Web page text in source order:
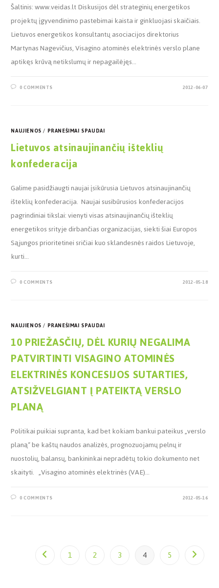
Šaltinis: www.veidas.lt Diskusijos dėl strateginių energetikos
projektų įgyvendinimo pastebimai kaista ir ginkluojasi skaičiais.
Lietuvos energetikos konsultantų asociacijos direktorius
Martynas Nagevičius, Visagino atominės elektrinės verslo plane
aptikęs krūvą netikslumų ir nepagailėjęs…
0 COMMENTS 2012-06-07
NAUJIENOS/ PRANEŠIMAI SPAUDAI
Lietuvos atsinaujinančių išteklių
konfederacija
Galime pasidžiaugti naujai įsikūrusia Lietuvos atsinaujinančių
išteklių konfederacija. Naujai susibūrusios konfederacijos
pagrindiniai tikslai: vienyti visas atsinaujinančių išteklių
energetikos srityje dirbančias organizacijas, siekti šiai Europos
Sąjungos prioritetinei sričiai kuo sklandesnės raidos Lietuvoje,
kurti…
0 COMMENTS 2012-05-18
NAUJIENOS/ PRANEŠIMAI SPAUDAI
10 PRIEŽASČIŲ, DĖL KURIŲ NEGALIMA
PATVIRTINTI VISAGINO ATOMINĖS
ELEKTRINĖS KONCESIJOS SUTARTIES,
ATSIŽVELGIANT Į PATEIKTĄ VERSLO
PLANĄ
Politikai puikiai supranta, kad bet kokiam bankui pateikus „verslo
planą“ be kaštų naudos analizės, prognozuojamų pelnų ir
nuostolių, balansų, bankininkai nepradėtų tokio dokumento net
skaityti. „Visagino atominės elektrinės (VAE)…
0 COMMENTS 2012-05-16
1 2 3 4 5